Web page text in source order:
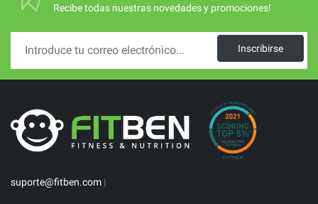
Recibe todas nuestras novedades y promociones!
Inscribirse
suporte@fitben.com |